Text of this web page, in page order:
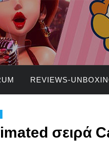
REVIEWS-
σειρά